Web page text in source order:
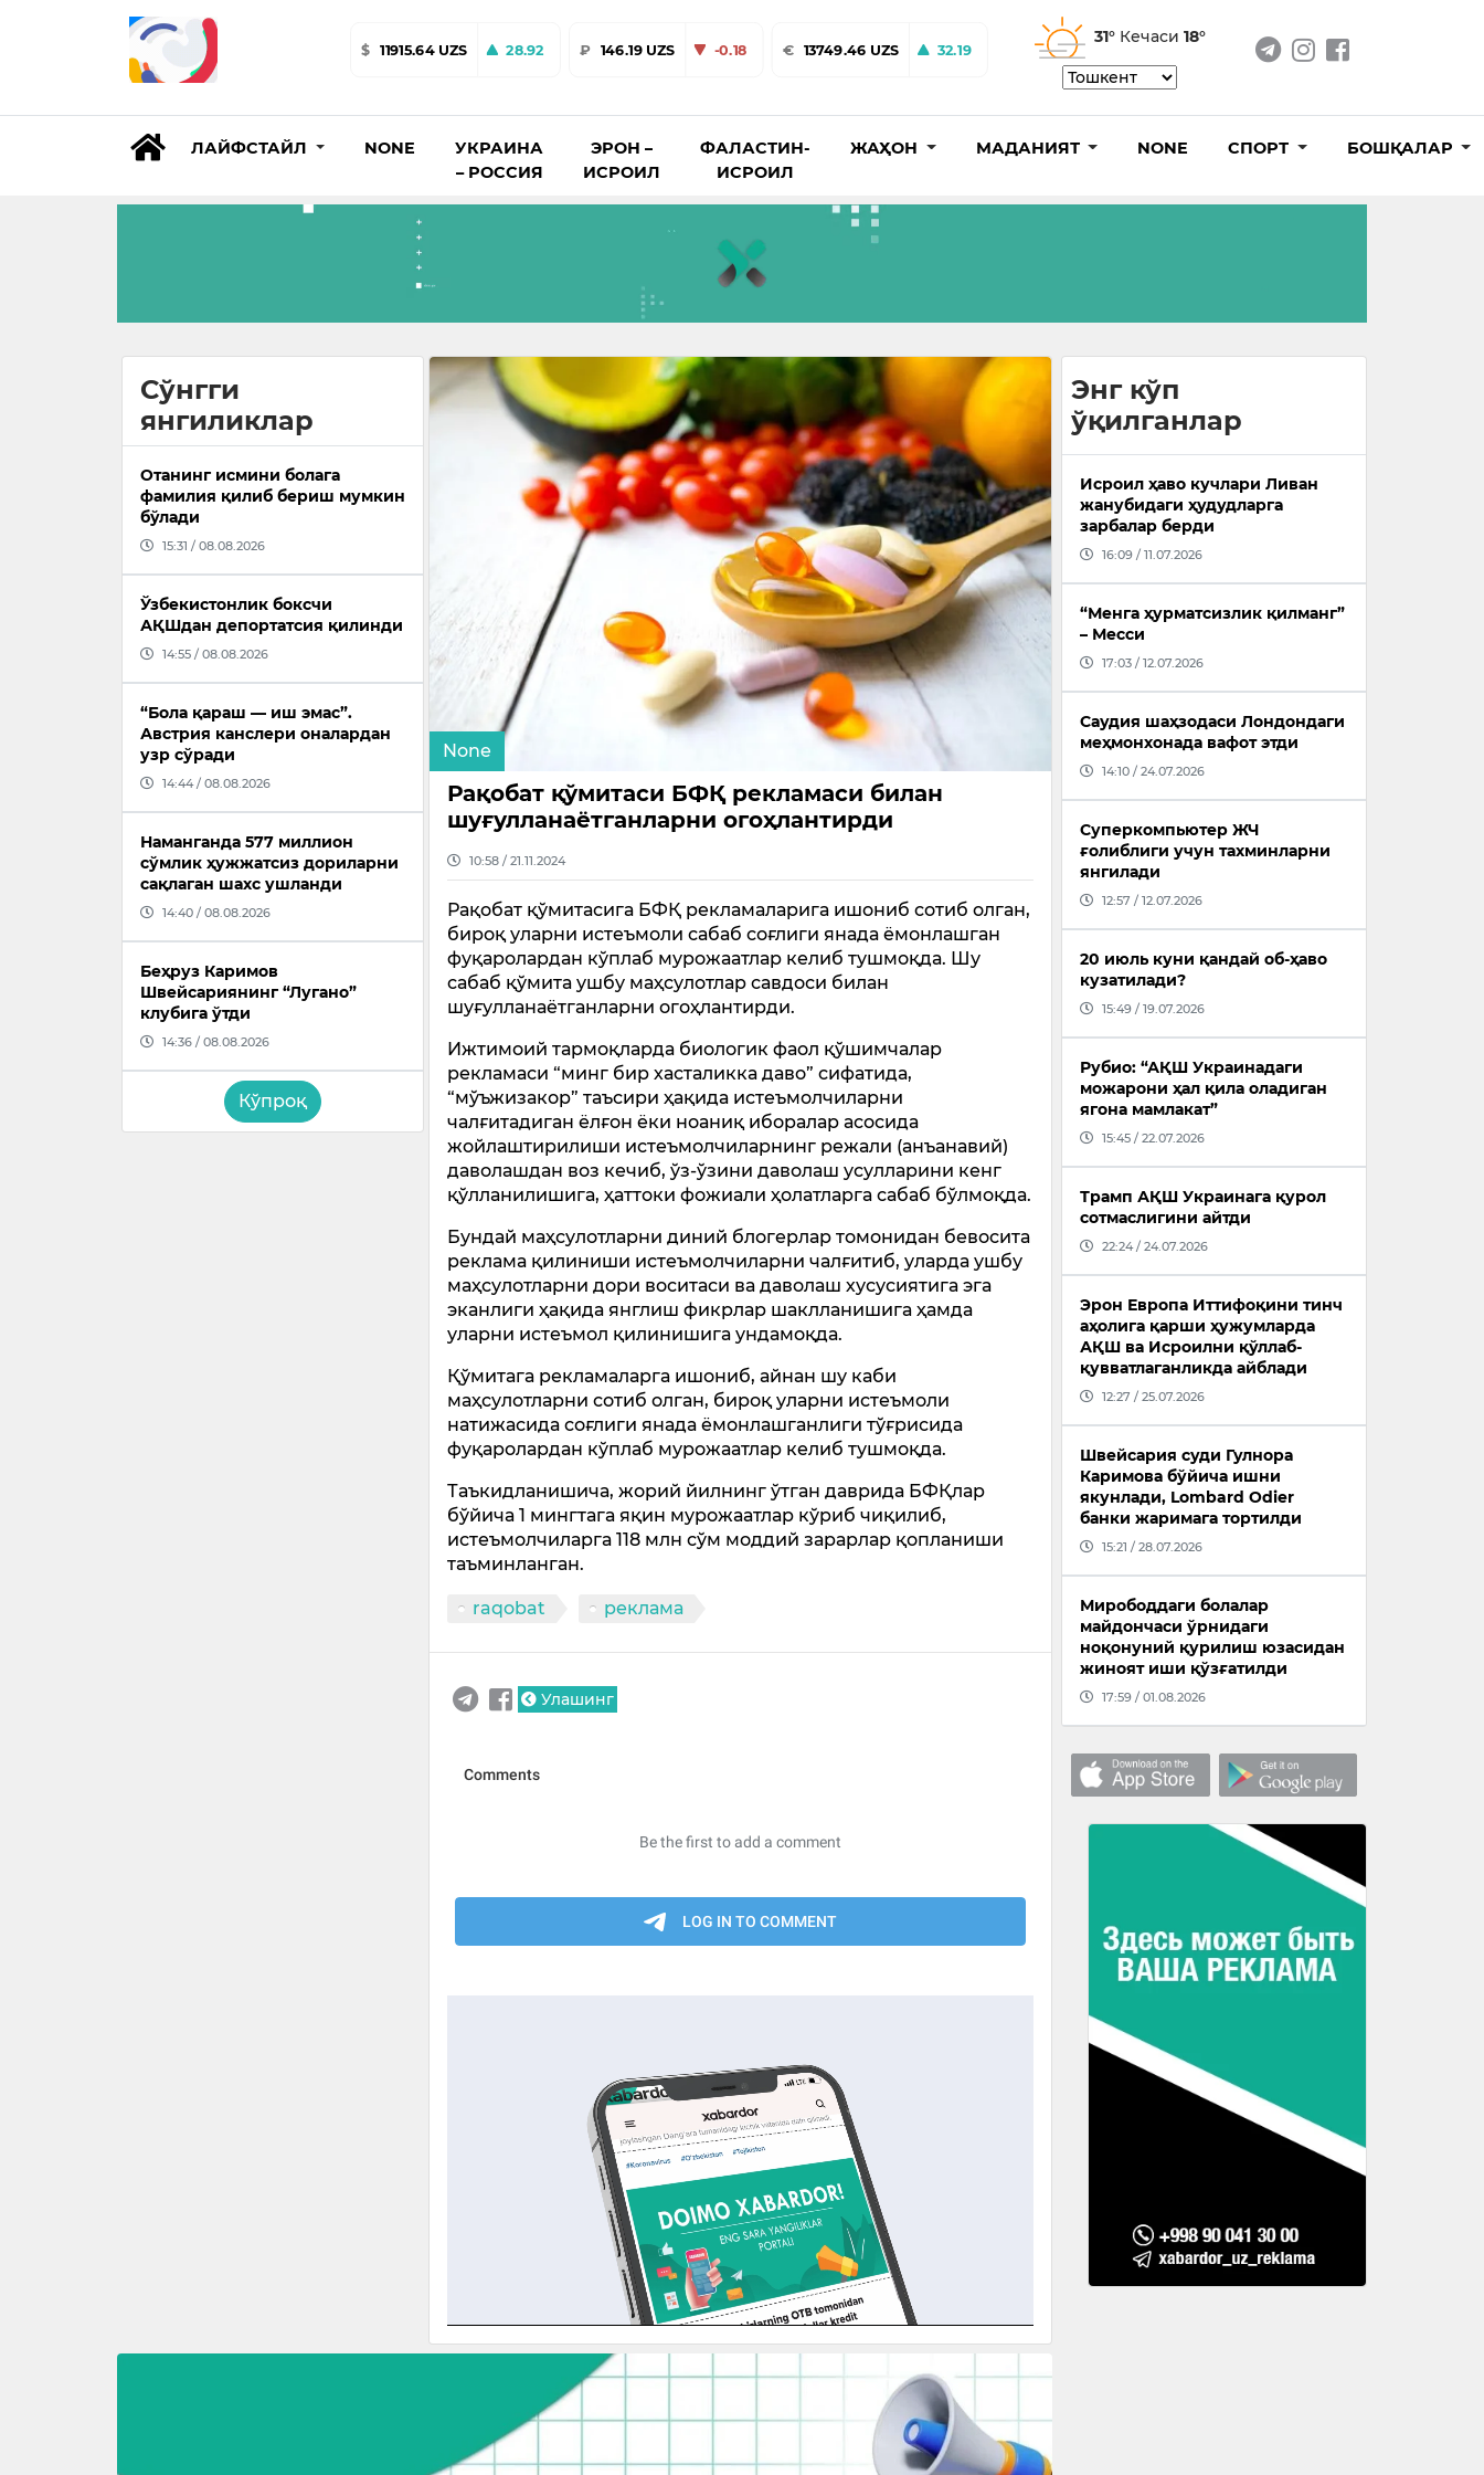
$ 11915.64 UZS 28.92 ₽ 146.19 UZS -0.18 € 13749.46 UZS 32.19
31° Кечаси 18°
ЛАЙФСТАЙЛ NONE
УКРАИНА
– РОССИЯ
ЭРОН –
ИСРОИЛ
ФАЛАСТИН-
ИСРОИЛ
ЖАҲОН МАДАНИЯТ NONE СПОРТ БОШҚАЛАР
Сўнгги
янгиликлар
Отанинг исмини болага
фамилия қилиб бериш мумкин
бўлади
15:31 / 08.08.2026
Ўзбекистонлик боксчи
АҚШдан депортатсия қилинди
14:55 / 08.08.2026
“Бола қараш — иш эмас”.
Австрия канслери оналардан
узр сўради
14:44 / 08.08.2026
Наманганда 577 миллион
сўмлик ҳужжатсиз дориларни
сақлаган шахс ушланди
14:40 / 08.08.2026
Беҳруз Каримов
Швейсариянинг “Лугано”
клубига ўтди
14:36 / 08.08.2026
Кўпроқ
None
Рақобат қўмитаси БФҚ рекламаси билан
шуғулланаётганларни огоҳлантирди
10:58 / 21.11.2024
Рақобат қўмитасига БФҚ рекламаларига ишониб сотиб олган,
бироқ уларни истеъмоли сабаб соғлиги янада ёмонлашган
фуқаролардан кўплаб мурожаатлар келиб тушмоқда. Шу
сабаб қўмита ушбу маҳсулотлар савдоси билан
шуғулланаётганларни огоҳлантирди.
Ижтимоий тармоқларда биологик фаол қўшимчалар
рекламаси “минг бир хасталикка даво” сифатида,
“мўъжизакор” таъсири ҳақида истеъмолчиларни
чалғитадиган ёлғон ёки ноаниқ иборалар асосида
жойлаштирилиши истеъмолчиларнинг режали (анъанавий)
даволашдан воз кечиб, ўз-ўзини даволаш усулларини кенг
қўлланилишига, ҳаттоки фожиали ҳолатларга сабаб бўлмоқда.
Бундай маҳсулотларни диний блогерлар томонидан бевосита
реклама қилиниши истеъмолчиларни чалғитиб, уларда ушбу
маҳсулотларни дори воситаси ва даволаш хусусиятига эга
эканлиги ҳақида янглиш фикрлар шаклланишига ҳамда
уларни истеъмол қилинишига ундамоқда.
Қўмитага рекламаларга ишониб, айнан шу каби
маҳсулотларни сотиб олган, бироқ уларни истеъмоли
натижасида соғлиги янада ёмонлашганлиги тўғрисида
фуқаролардан кўплаб мурожаатлар келиб тушмоқда.
Таъкидланишича, жорий йилнинг ўтган даврида БФҚлар
бўйича 1 мингтага яқин мурожаатлар кўриб чиқилиб,
истеъмолчиларга 118 млн сўм моддий зарарлар қопланиши
таъминланган.
raqobat реклама
Улашинг
Энг кўп
ўқилганлар
Исроил ҳаво кучлари Ливан
жанубидаги ҳудудларга
зарбалар берди
16:09 / 11.07.2026
“Менга ҳурматсизлик қилманг”
– Месси
17:03 / 12.07.2026
Саудия шаҳзодаси Лондондаги
меҳмонхонада вафот этди
14:10 / 24.07.2026
Суперкомпьютер ЖЧ
ғолиблиги учун тахминларни
янгилади
12:57 / 12.07.2026
20 июль куни қандай об-ҳаво
кузатилади?
15:49 / 19.07.2026
Рубио: “АҚШ Украинадаги
можарони ҳал қила оладиган
ягона мамлакат”
15:45 / 22.07.2026
Трамп АҚШ Украинага қурол
сотмаслигини айтди
22:24 / 24.07.2026
Эрон Европа Иттифоқини тинч
аҳолига қарши ҳужумларда
АҚШ ва Исроилни қўллаб-
қувватлаганликда айблади
12:27 / 25.07.2026
Швейсария суди Гулнора
Каримова бўйича ишни
якунлади, Lombard Odier
банки жаримага тортилди
15:21 / 28.07.2026
Мирободдаги болалар
майдончаси ўрнидаги
ноқонуний қурилиш юзасидан
жиноят иши қўзғатилди
17:59 / 01.08.2026